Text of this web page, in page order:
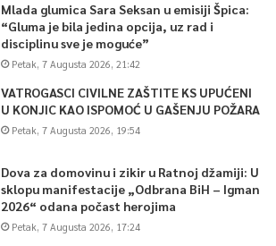
Mlada glumica Sara Seksan u emisiji Špica:
“Gluma je bila jedina opcija, uz rad i
disciplinu sve je moguće”
Petak, 7 Augusta 2026, 21:42
VATROGASCI CIVILNE ZAŠTITE KS UPUĆENI
U KONJIC KAO ISPOMOĆ U GAŠENJU POŽARA
Petak, 7 Augusta 2026, 19:54
Dova za domovinu i zikir u Ratnoj džamiji: U
sklopu manifestacije „Odbrana BiH – Igman
2026“ odana počast herojima
Petak, 7 Augusta 2026, 17:24